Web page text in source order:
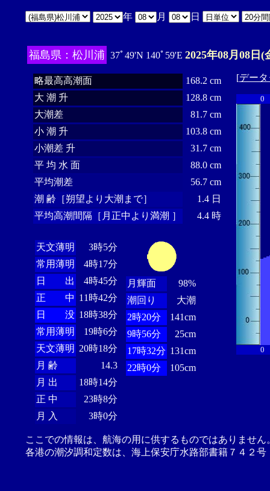
年 月 日
福島県：松川浦 37ﾟ49'N 140ﾟ59'E 2025年08月08日(
略最高高潮面
168.2 cm
大 潮 升
128.8 cm
大潮差
81.7 cm
小 潮 升
103.8 cm
小潮差 升
31.7 cm
平 均 水 面
88.0 cm
平均潮差
56.7 cm
潮 齢［朔望より大潮まで］
1.4 日
平均高潮間隔［月正中より満潮 ］
4.4 時
天文薄明
3時5分
常用薄明
4時17分
日 出
4時45分
正 中 11時42分
日 没 18時38分
常用薄明
19時6分
天文薄明 20時18分
月 齢
14.3
月 出
18時14分
正 中
23時8分
月 入
3時0分
月輝面
98%
潮回り
大潮
2時20分
141cm
9時56分
25cm
17時32分 131cm
22時0分
105cm
[デー
0
0
ここでの情報は、航海の用に供するものではありませ
各港の潮汐調和定数は、海上保安庁水路部書籍７４２